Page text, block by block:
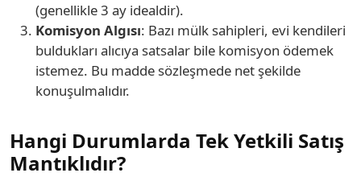
(genellikle 3 ay idealdir).
Komisyon Algısı: Bazı mülk sahipleri, evi kendileri
buldukları alıcıya satsalar bile komisyon ödemek
istemez. Bu madde sözleşmede net şekilde
konuşulmalıdır.
Hangi Durumlarda Tek Yetkili Satış
Mantıklıdır?